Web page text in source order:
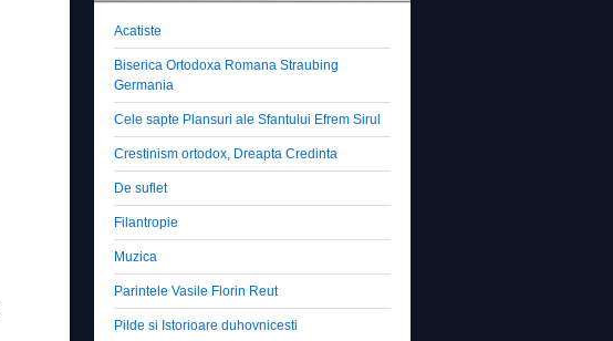
Acatiste
Biserica Ortodoxa Romana Straubing
Germania
Cele sapte Plansuri ale Sfantului Efrem Sirul
Crestinism ortodox, Dreapta Credinta
De suflet
Filantropie
Muzica
Parintele Vasile Florin Reut
Pilde si Istorioare duhovnicesti